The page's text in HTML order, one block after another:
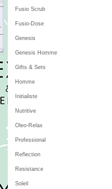
Fusio Scrub
Fusio-Dose
Genesis
Genesis Homme
Gifts & Sets
Homme
Initialiste
Nutritive
Oleo-Relax
Professional
Reflection
Resistance
Soleil